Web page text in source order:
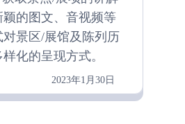
的图文、音视频等
景区/展馆及陈列历
化的呈现方式。
2023年1月30日